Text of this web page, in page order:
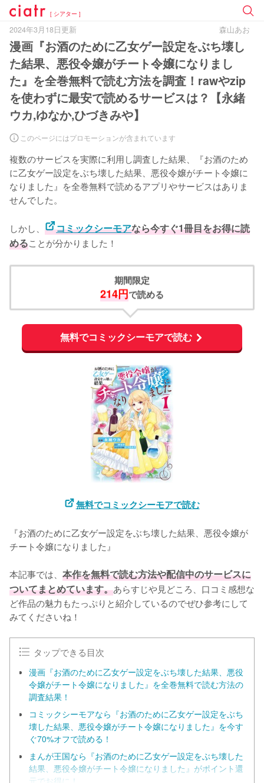
[ シアター ]
2024年3月18日更新 森山あお
漫画『お酒のために乙女ゲー設定をぶち壊し
た結果、悪役令嬢がチート令嬢になりまし
た』を全巻無料で読む方法を調査！rawやzip
を使わずに最安で読めるサービスは？【永緒
ウカ,ゆなか,ひづきみや】
このページにはプロモーションが含まれています
複数のサービスを実際に利用し調査した結果、『お酒のため
に乙女ゲー設定をぶち壊した結果、悪役令嬢がチート令嬢に
なりました』を全巻無料で読めるアプリやサービスはありま
せんでした。
しかし、 コミックシーモアなら今すぐ1冊目をお得に読
めることが分かりました！
期間限定
214円で読める
無料でコミックシーモアで読む
無料でコミックシーモアで読む
『お酒のために乙女ゲー設定をぶち壊した結果、悪役令嬢が
チート令嬢になりました』
本記事では、 本作を無料で読む方法や配信中のサービスに
ついてまとめています。あらすじや見どころ、口コミ感想な
ど作品の魅力もたっぷりと紹介しているのでぜひ参考にして
みてくださいね！
タップできる目次
漫画『お酒のために乙女ゲー設定をぶち壊した結果、悪役
令嬢がチート令嬢になりました』を全巻無料で読む方法の
調査結果！
コミックシーモアなら『お酒のために乙女ゲー設定をぶち
壊した結果、悪役令嬢がチート令嬢になりました』を今す
ぐ70%オフで読める！
まんが王国なら『お酒のために乙女ゲー設定をぶち壊した
結果、悪役令嬢がチート令嬢になりました』がポイント還
元でお得に！